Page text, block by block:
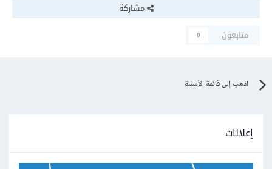
مشاركة
متابعون
0
اذهب إلى قائمة الأسئلة
إعلانات